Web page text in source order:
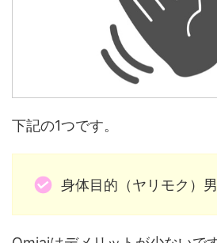
下記の1つです。
身体目的（ヤリモク）